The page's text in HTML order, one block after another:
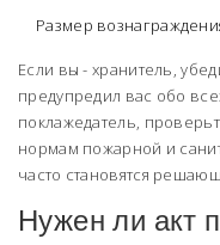
Размер
Если вы - хранитель,
предупредил вас обо
поклажедатель,
нормам пожарной и
часто становятся
Нужен ли акт